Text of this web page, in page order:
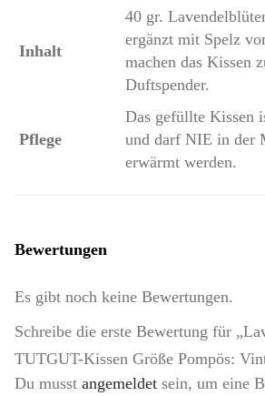
Inhalt
40 gr.
ergänzt mit Spelz
machen das Kissen
Duftspender.
Pflege
Das gefüllte Kissen
und darf NIE in der
erwärmt werden.
Bewertungen
Es gibt noch keine Bewertungen.
Schreibe die erste Bewertung für
TUTGUT-Kissen Größe Pompös:
Du musst angemeldet sein, um eine